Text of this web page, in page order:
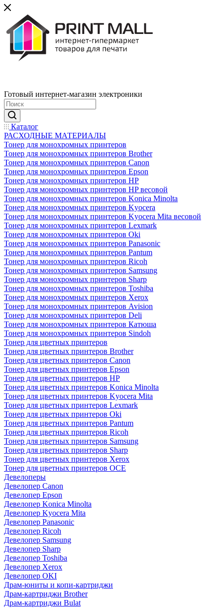
Готовый интернет-магазин электроники
Каталог
РАСХОДНЫЕ МАТЕРИАЛЫ
Тонер для монохромных принтеров
Тонер для монохромных принтеров Brother
Тонер для монохромных принтеров Canon
Тонер для монохромных принтеров Epson
Тонер для монохромных принтеров HP
Тонер для монохромных принтеров HP весовой
Тонер для монохромных принтеров Konica Minolta
Тонер для монохромных принтеров Kyocera
Тонер для монохромных принтеров Kyocera Mita весовой
Тонер для монохромных принтеров Lexmark
Тонер для монохромных принтеров Oki
Тонер для монохромных принтеров Panasonic
Тонер для монохромных принтеров Pantum
Тонер для монохромных принтеров Ricoh
Тонер для монохромных принтеров Samsung
Тонер для монохромных принтеров Sharp
Тонер для монохромных принтеров Toshiba
Тонер для монохромных принтеров Xerox
Тонер для монохромных принтеров Avision
Тонер для монохромных принтеров Deli
Тонер для монохромных принтеров Катюша
Тонер для монохромных принтеров Sindoh
Тонер для цветных принтеров
Тонер для цветных принтеров Brother
Тонер для цветных принтеров Canon
Тонер для цветных принтеров Epson
Тонер для цветных принтеров HP
Тонер для цветных принтеров Konica Minolta
Тонер для цветных принтеров Kyocera Mita
Тонер для цветных принтеров Lexmark
Тонер для цветных принтеров Oki
Тонер для цветных принтеров Pantum
Тонер для цветных принтеров Ricoh
Тонер для цветных принтеров Samsung
Тонер для цветных принтеров Sharp
Тонер для цветных принтеров Xerox
Тонер для цветных принтеров OCE
Девелоперы
Девелопер Canon
Девелопер Epson
Девелопер Konica Minolta
Девелопер Kyocera Mita
Девелопер Panasonic
Девелопер Ricoh
Девелопер Samsung
Девелопер Sharp
Девелопер Toshiba
Девелопер Xerox
Девелопер OKI
Драм-юниты и копи-картриджи
Драм-картриджи Brother
Драм-картриджи Bulat